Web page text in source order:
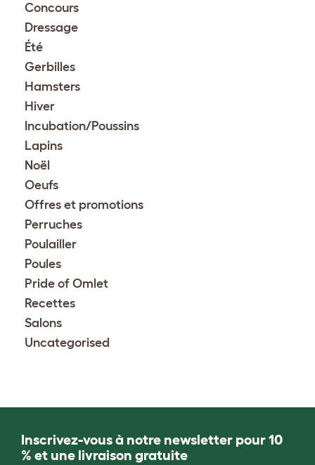
Concours
Dressage
Été
Gerbilles
Hamsters
Hiver
Incubation/Poussins
Lapins
Noël
Oeufs
Offres et promotions
Perruches
Poulailler
Poules
Pride of Omlet
Recettes
Salons
Uncategorised
Inscrivez-vous à notre newsletter pour 10
% et une livraison gratuite